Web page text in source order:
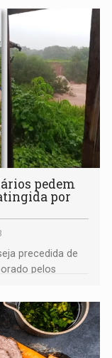
pedem
por
precedida de
pelos